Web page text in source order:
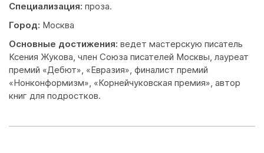
Специализация: проза.
Город: Москва
Основные достижения: ведет мастерскую писатель
Ксения Жукова, член Союза писателей Москвы, лауреат
премий «Дебют», «Евразия», финалист премий
«Нонконформизм», «Корнейчуковская премия», автор
книг для подростков.